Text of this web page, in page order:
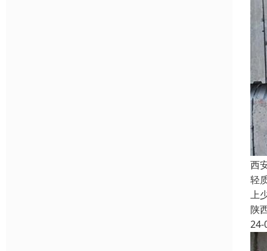
西
轻
上
陕
24-